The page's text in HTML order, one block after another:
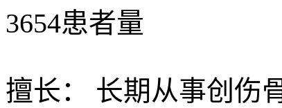
3654患者量
擅长：
长期从事创伤